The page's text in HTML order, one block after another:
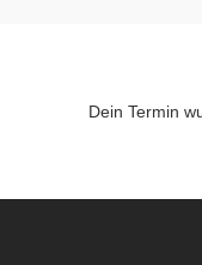
Dein Termin